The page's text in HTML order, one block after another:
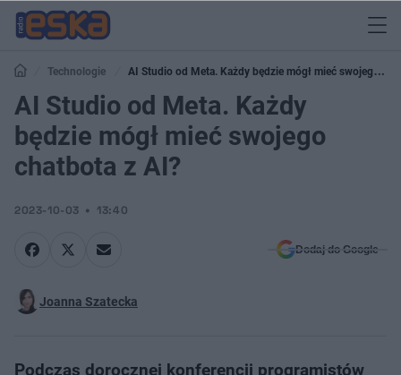
Technologie
AI Studio od Meta. Każdy będzie mógł mieć swojego
chatbota z AI?
AI Studio od Meta. Każdy
będzie mógł mieć swojego
chatbota z AI?
2023-10-03 13:40
Dodaj do Google
Joanna Szatecka
Podczas dorocznej konferencji programistów